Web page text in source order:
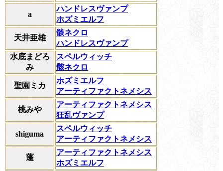
a
ハンドレスヴァンプ
ホズミエルフ
天井亜雄
骸ネクロ
ハンドレスヴァンプ
水底まどろ
み
スペルウィッチ
骸ネクロ
聖園ミカ
ホズミエルフ
アーティファクトネメシス
桃みや
アーティファクトネメシス
狂乱ヴァンプ
shiguma
スペルウィッチ
アーティファクトネメシス
蓬
アーティファクトネメシス
ホズミエルフ